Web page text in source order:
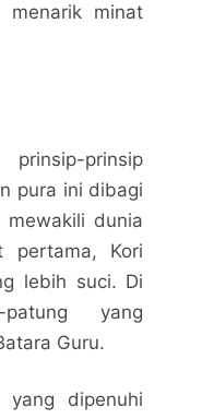
menarik minat
prinsip
pura ini dibagi
dunia
pertama, Kori
lebih suci. Di
yang
Guru.
dipenuhi